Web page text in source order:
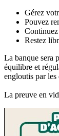
Gérez
Pouvez
Restez
La banque sera
équilibre et
engloutis par les
La preuve en